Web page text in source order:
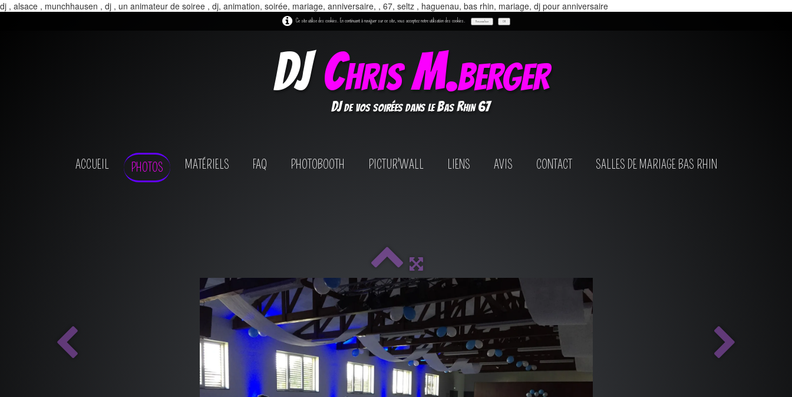
dj , alsace , munchhausen , dj , un animateur de soiree , dj, animation, soirée, mariage, anniversaire, , 67, seltz , haguenau, bas rhin, mariage, dj pour anniversaire
Ce site utilise des cookies. En continuant à naviguer sur ce site, vous acceptez notre utilisation des cookies. Personnaliser OK
DJChris M.berger
DJ de vos soirées dans le Bas Rhin 67
ACCUEIL PHOTOS MATÉRIELS FAQ PHOTOBOOTH PICTUR'WALL LIENS AVIS CONTACT SALLES DE MARIAGE BAS RHIN